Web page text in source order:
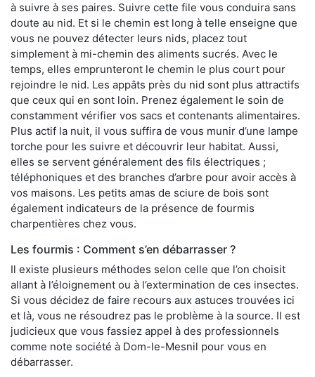
à suivre à ses paires. Suivre cette file vous conduira sans
doute au nid. Et si le chemin est long à telle enseigne que
vous ne pouvez détecter leurs nids, placez tout
simplement à mi-chemin des aliments sucrés. Avec le
temps, elles emprunteront le chemin le plus court pour
rejoindre le nid. Les appâts près du nid sont plus attractifs
que ceux qui en sont loin. Prenez également le soin de
constamment vérifier vos sacs et contenants alimentaires.
Plus actif la nuit, il vous suffira de vous munir d’une lampe
torche pour les suivre et découvrir leur habitat. Aussi,
elles se servent généralement des fils électriques ;
téléphoniques et des branches d’arbre pour avoir accès à
vos maisons. Les petits amas de sciure de bois sont
également indicateurs de la présence de fourmis
charpentières chez vous.
Les fourmis : Comment s’en débarrasser ?
Il existe plusieurs méthodes selon celle que l’on choisit
allant à l’éloignement ou à l’extermination de ces insectes.
Si vous décidez de faire recours aux astuces trouvées ici
et là, vous ne résoudrez pas le problème à la source. Il est
judicieux que vous fassiez appel à des professionnels
comme note société à Dom-le-Mesnil pour vous en
débarrasser.